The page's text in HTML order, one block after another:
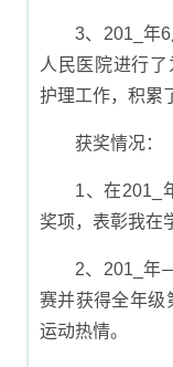
3、201_年
人民医院进行
护理工作，积累
获奖情况：
1、在201_
奖项，表彰我在
2、201_年
赛并获得全年级
运动热情。